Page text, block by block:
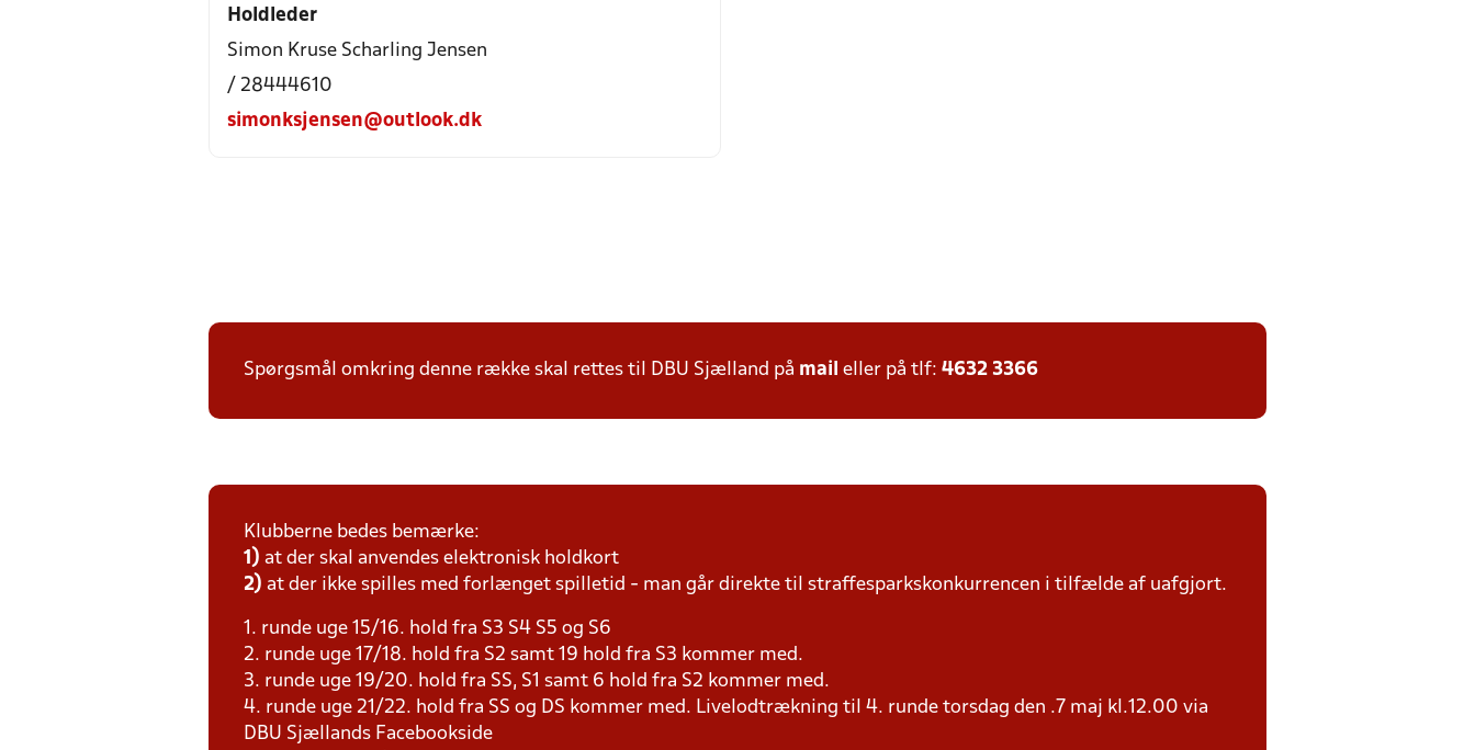
Holdleder
Simon Kruse Scharling Jensen
/ 28444610
simonksjensen@outlook.dk
Spørgsmål omkring denne række skal rettes til DBU Sjælland på mail eller på tlf: 4632 3366
Klubberne bedes bemærke:
1) at der skal anvendes elektronisk holdkort
2) at der ikke spilles med forlænget spilletid - man går direkte til straffesparkskonkurrencen i tilfælde af uafgjort.
1. runde uge 15/16. hold fra S3 S4 S5 og S6
2. runde uge 17/18. hold fra S2 samt 19 hold fra S3 kommer med.
3. runde uge 19/20. hold fra SS, S1 samt 6 hold fra S2 kommer med.
4. runde uge 21/22. hold fra SS og DS kommer med. Livelodtrækning til 4. runde torsdag den .7 maj kl.12.00 via
DBU Sjællands Facebookside